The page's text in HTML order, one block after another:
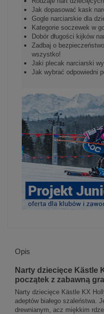
Jak dopasować kask
Gogle narciarskie dla
Kategorie soczewek w
Dobór długości kijków
Zadbaj o
wszystko!
Jaki plecak narciarski
Jak wybrać odpowiedni
Opis
Narty dziecięce Kästle
początek z zabawną
Narty dziecięce Kästle KX
adeptów białego szaleństwa.
drewnianym, acz miękkim